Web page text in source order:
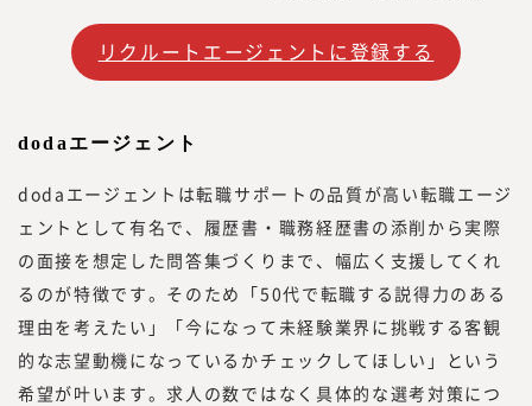
リクルートエージェントに登録する
dodaエージェント
dodaエージェントは転職サポートの品質が高い転職エージ
ェントとして有名で、履歴書・職務経歴書の添削から実際
の面接を想定した問答集づくりまで、幅広く支援してくれ
るのが特徴です。そのため「50代で転職する説得力のある
理由を考えたい」「今になって未経験業界に挑戦する客観
的な志望動機になっているかチェックしてほしい」という
希望が叶います。求人の数ではなく具体的な選考対策につ